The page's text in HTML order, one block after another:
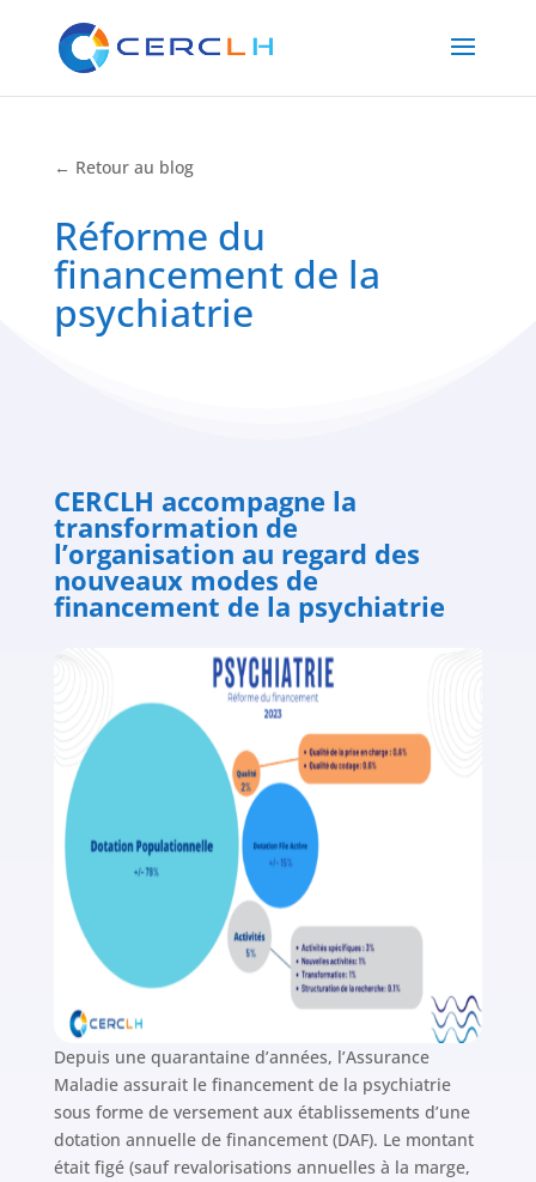
← Retour au blog
Réforme du
financement de la
psychiatrie
CERCLH accompagne la
transformation de
l’organisation au regard des
nouveaux modes de
financement de la psychiatrie
Depuis une quarantaine d’années, l’Assurance
Maladie assurait le financement de la psychiatrie
sous forme de versement aux établissements d’une
dotation annuelle de financement (DAF). Le montant
était figé (sauf revalorisations annuelles à la marge,